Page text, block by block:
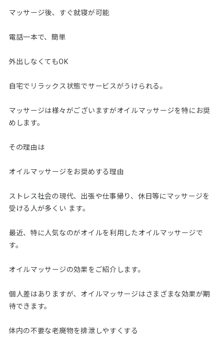
マッサージ後、すぐ就寝が可能
電話一本で、簡単
外出しなくてもOK
自宅でリラックス状態でサービスがうけられる。
マッサージは様々がございますがオイルマッサージを特にお奨
めします。
その理由は
オイルマッサージをお奨めする理由
ストレス社会の現代、出張や仕事帰り、休日等にマッサージを
受ける人が多くい ます。
最近、特に人気なのがオイルを利用したオイルマッサージで
す。
オイルマッサージの効果をご紹介します。
個人差はありますが、オイルマッサージはさまざまな効果が期
待できます。
体内の不要な老廃物を排泄しやすくする